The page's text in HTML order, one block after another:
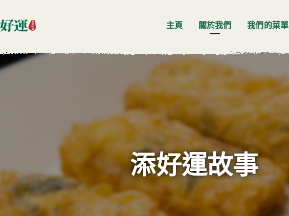
主頁 關於我們 我們的菜單
添好運故事